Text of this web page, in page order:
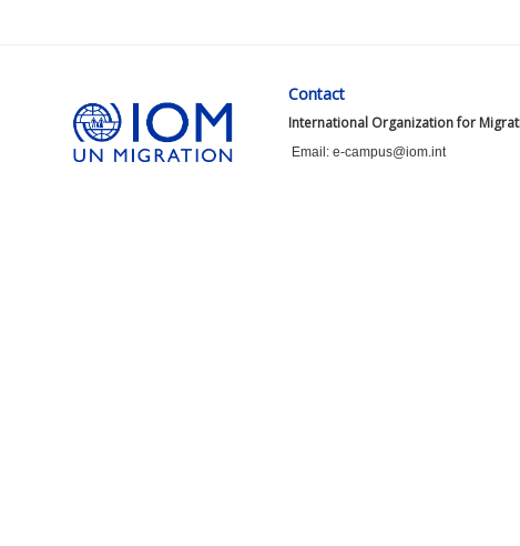
Contact
International Organization for
Email: e-campus@iom.int